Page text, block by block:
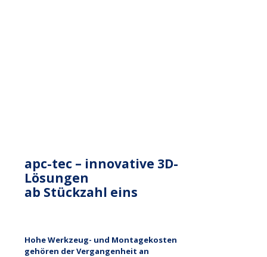
apc-tec – innovative 3D-
Lösungen
ab Stückzahl eins
Hohe Werkzeug- und Montagekosten
gehören der Vergangenheit an